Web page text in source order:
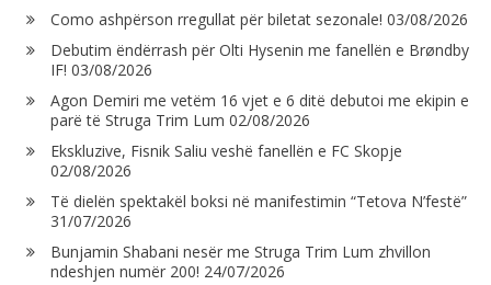
Como ashpërson rregullat për biletat sezonale! 03/08/2026
Debutim ëndërrash për Olti Hysenin me fanellën e Brøndby
IF! 03/08/2026
Agon Demiri me vetëm 16 vjet e 6 ditë debutoi me ekipin e
parë të Struga Trim Lum 02/08/2026
Ekskluzive, Fisnik Saliu veshë fanellën e FC Skopje
02/08/2026
Të dielën spektakël boksi në manifestimin “Tetova N’festë”
31/07/2026
Bunjamin Shabani nesër me Struga Trim Lum zhvillon
ndeshjen numër 200! 24/07/2026